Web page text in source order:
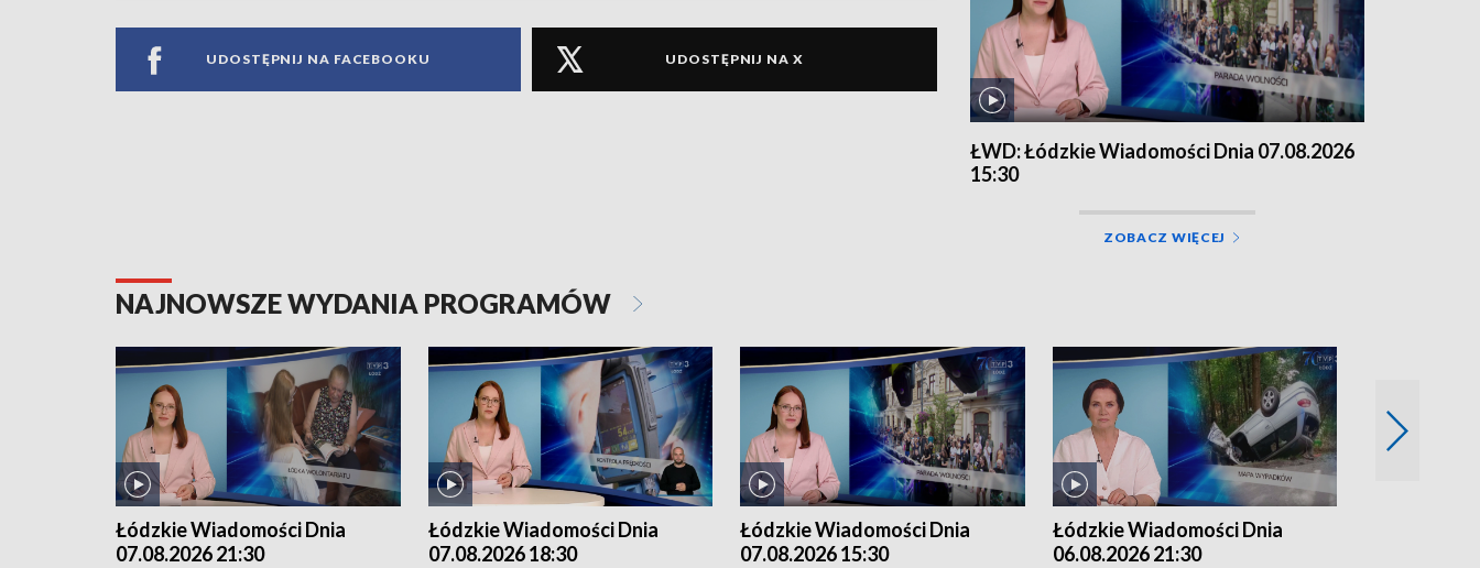
UDOSTĘPNIJ NA FACEBOOKU UDOSTĘPNIJ NA X
ŁWD: Łódzkie Wiadomości Dnia 07.08.2026
15:30
ZOBACZ WIĘCEJ
NAJNOWSZE WYDANIA PROGRAMÓW
Łódzkie Wiadomości Dnia
07.08.2026 21:30
Łódzkie Wiadomości Dnia
07.08.2026 18:30
Łódzkie Wiadomości Dnia
07.08.2026 15:30
Łódzkie Wiadomości Dnia
06.08.2026 21:30